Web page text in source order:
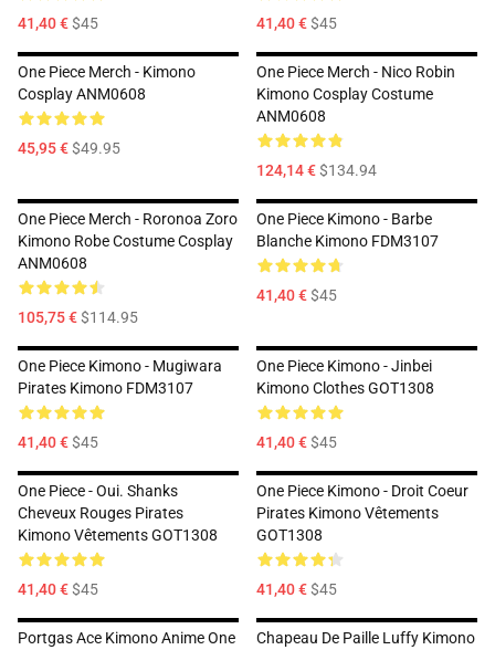
41,40 €$45 41,40 €$45
One Piece Merch - Kimono
Cosplay ANM0608
45,95 €$49.95
One Piece Merch - Nico Robin
Kimono Cosplay Costume
ANM0608
124,14 €$134.94
One Piece Merch - Roronoa Zoro
Kimono Robe Costume Cosplay
ANM0608
105,75 €$114.95
One Piece Kimono - Barbe
Blanche Kimono FDM3107
41,40 €$45
One Piece Kimono - Mugiwara
Pirates Kimono FDM3107
41,40 €$45
One Piece Kimono - Jinbei
Kimono Clothes GOT1308
41,40 €$45
One Piece - Oui. Shanks
Cheveux Rouges Pirates
Kimono Vêtements GOT1308
41,40 €$45
One Piece Kimono - Droit Coeur
Pirates Kimono Vêtements
GOT1308
41,40 €$45
Portgas Ace Kimono Anime One
Chapeau De Paille Luffy Kimono